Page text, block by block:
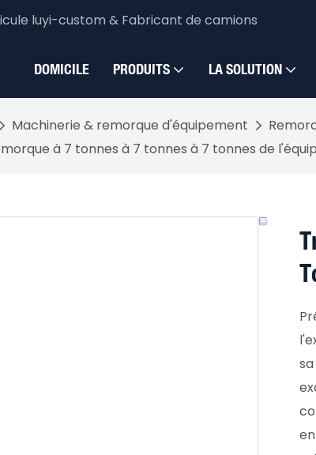
luyi-custom & Fabricant de camions
DOMICILE PRODUITS LA SOLUTION
Machinerie & remorque d'équipement
à 7 tonnes à 7 tonnes à 7 tonnes de